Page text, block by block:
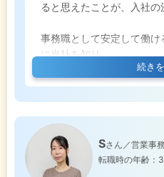
ると思えたことが、入社の
事務職として安定して働け
に当社を知り、
自宅から無理なく通える
休日や福利厚生などの制度
感じました。
面接では、自然に会話がで
す。
仕事内容だけでなく、「
続き
Sさん／営業事
転職時の年齢：